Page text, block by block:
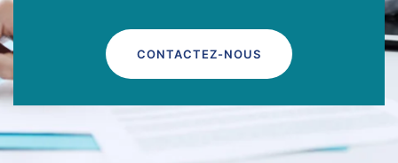
CONTACTEZ-NOUS